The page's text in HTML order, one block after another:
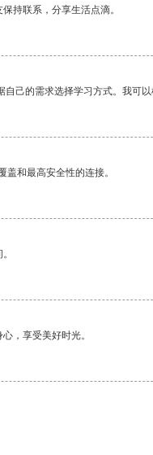
持联系，分享生活点滴。
己的需求选择学习方式。我可以
和最高安全性的连接。
，享受美好时光。